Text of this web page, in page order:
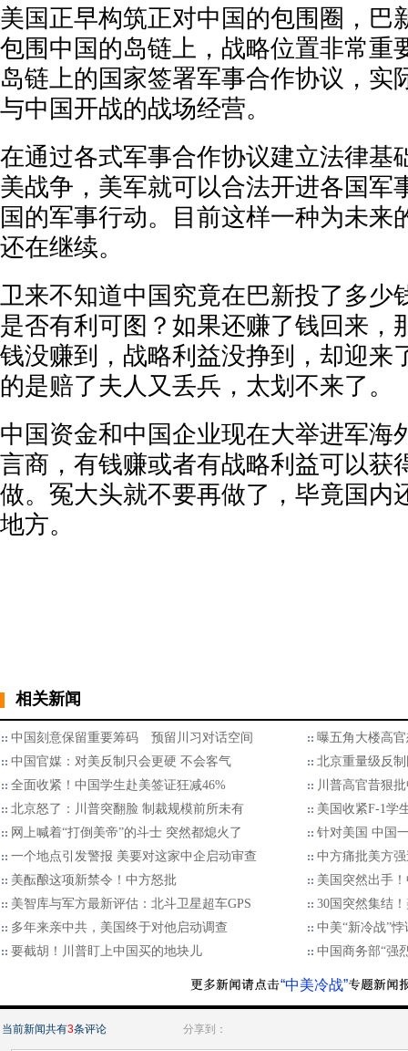
美国正早构筑正对中国的包围圈，巴
包围中国的岛链上，战略位置非常重
岛链上的国家签署军事合作协议，实
与中国开战的战场经营。
在通过各式军事合作协议建立法律基
美战争，美军就可以合法开进各国军
国的军事行动。目前这样一种为未来
还在继续。
卫来不知道中国究竟在巴新投了多少
是否有利可图？如果还赚了钱回来，
钱没赚到，战略利益没挣到，却迎来
的是赔了夫人又丢兵，太划不来了。
中国资金和中国企业现在大举进军海
言商，有钱赚或者有战略利益可以获
做。冤大头就不要再做了，毕竟国内
地方。
相关新闻
中国刻意保留重要筹码 预留川习对话空间
曝五角大楼高
中国官媒：对美反制只会更硬 不会客气
北京重量级反
全面收紧！中国学生赴美签证狂减46%
川普高官昔狠
北京怒了：川普突翻脸 制裁规模前所未有
美国收紧F-1学
网上喊着“打倒美帝”的斗士 突然都熄火了
针对美国 中国
一个地点引发警报 美要对这家中企启动审查
中方痛批美方
美酝酿这项新禁令！中方怒批
美国突然出手
美智库与军方最新评估：北斗卫星超车GPS
30国突然集结
多年来亲中共，美国终于对他启动调查
中美“新冷战”
要截胡！川普盯上中国买的地块儿
中国商务部“强
“中美冷战”
当前新闻共有3条评论 分享到：